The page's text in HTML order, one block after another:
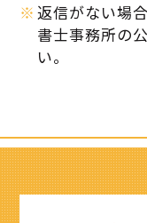
返信がない場
書士事務所の
い。